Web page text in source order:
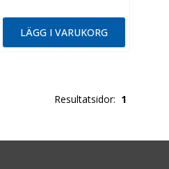
LÄGG I VARUKORG
Resultatsidor: 1